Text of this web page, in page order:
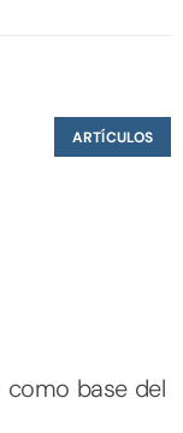
ARTÍCULOS
como base del